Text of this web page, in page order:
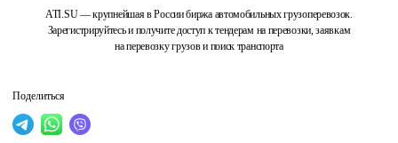
ATI.SU — крупнейшая в России биржа автомобильных грузоперевозок.
Зарегистрируйтесь и получите доступ к тендерам на перевозки, заявкам
на перевозку грузов и поиск транспорта
Поделиться